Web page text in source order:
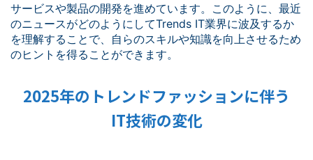
サービスや製品の開発を進めています。このように、最近
のニュースがどのようにしてTrends IT業界に波及するか
を理解することで、自らのスキルや知識を向上させるため
のヒントを得ることができます。
2025年のトレンドファッションに伴う
IT技術の変化